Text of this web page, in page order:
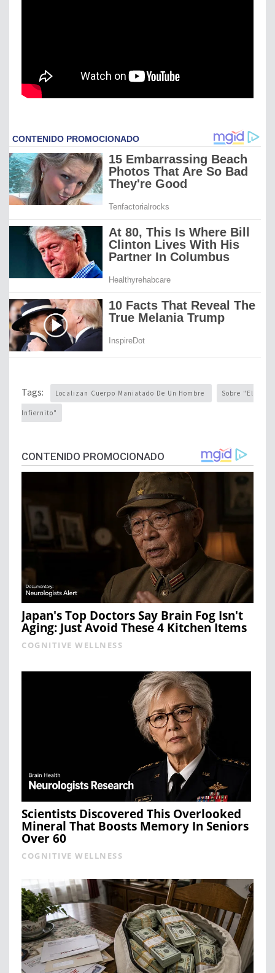
Tags: Localizan Cuerpo Maniatado De Un Hombre Sobre "el
Infiernito"
CONTENIDO PROMOCIONADO
Japan's Top Doctors Say Bra​in Fo​g Isn't
Aging: Just Avoid These 4 Kitchen Items
COGNITIVE WELLNESS
Scientists Discovered This Overlooked
Mineral That Boosts Memory In Seniors
Over 60
COGNITIVE WELLNESS